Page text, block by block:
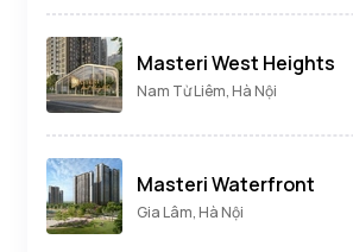
Masteri West Heights
Nam Từ Liêm, Hà Nội
Masteri Waterfront
Gia Lâm, Hà Nội